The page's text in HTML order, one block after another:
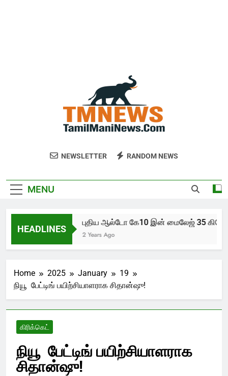
NEWSLETTER RANDOM NEWS
MENU
HEADLINES
புதிய ஆல்டோ கே10 இன் மைலேஜ் 35
2 Years Ago
Home 2025 January
19
நியூ பேட்டிங் பயிற்சியாளராக சிதான்ஷு!
கிரிக்கெட்
நியூ பேட்டிங் பயிற்சியாளராக
சிதான்ஷு!